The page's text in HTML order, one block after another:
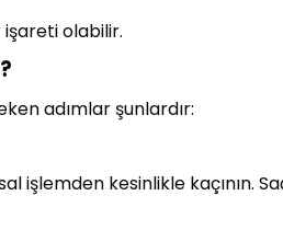
işareti olabilir.
adımlar şunlardır:
işlemden kesinlikle kaçının.